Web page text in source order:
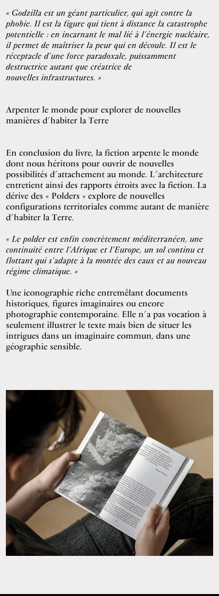
« Godzilla est un géant particulier, qui agit contre la
phobie. Il est la figure qui tient à distance la catastrophe
potentielle : en incarnant le mal lié à l’énergie nucléaire,
il permet de maîtriser la peur qui en découle. Il est le
réceptacle d’une force paradoxale, puissamment
destructrice autant que créatrice de
nouvelles infrastructures. »
Arpenter le monde pour explorer de nouvelles
manières d’habiter la Terre
En conclusion du livre, la fiction arpente le monde
dont nous héritons pour ouvrir de nouvelles
possibilités d’attachement au monde. L’architecture
entretient ainsi des rapports étroits avec la fiction. La
dérive des « Polders » explore de nouvelles
configurations territoriales comme autant de manière
d’habiter la Terre.
« Le polder est enfin concrètement méditerranéen, une
continuité entre l’Afrique et l’Europe, un sol continu et
flottant qui s’adapte à la montée des eaux et au nouveau
régime climatique. »
Une iconographie riche entremêlant documents
historiques, figures imaginaires ou encore
photographie contemporaine. Elle n’a pas vocation à
seulement illustrer le texte mais bien de situer les
intrigues dans un imaginaire commun, dans une
géographie sensible.